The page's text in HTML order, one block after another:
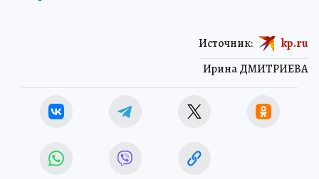
Ирина ДМИТРИЕВА
Источник: kp.ru